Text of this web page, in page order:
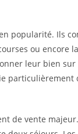
popularité. Ils
ou encore
leur bien
de vente